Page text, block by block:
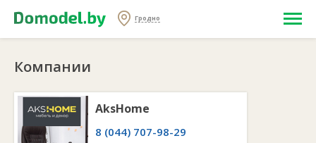
Гродно
Компании
AksHome
8 (044) 707-98-29